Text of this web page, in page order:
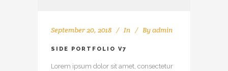
September 20, 2018 In Byadmin
SIDE PORTFOLIO V7
Lorem ipsum dolor sit amet, consectetur